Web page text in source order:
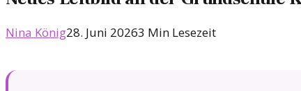
Nina König28. Juni 20263 Min Lesezeit